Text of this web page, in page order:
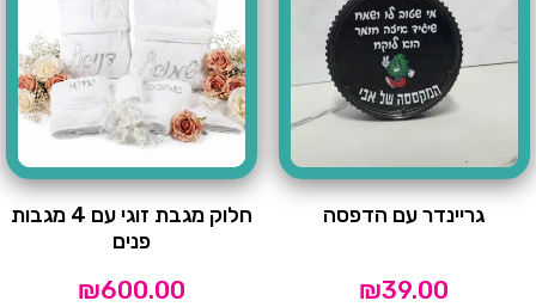
גריינדר עם הדפסה
₪39.00
חלוק מגבת זוגי עם 4 מגבות
פנים
₪600.00